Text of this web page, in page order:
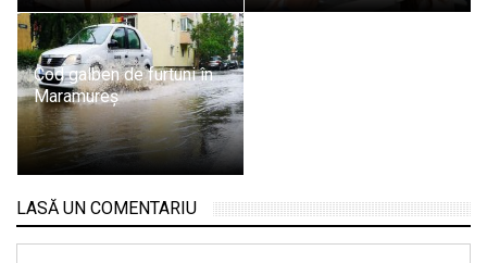
Cod galben de furtuni în
Maramureș
LASĂ UN COMENTARIU